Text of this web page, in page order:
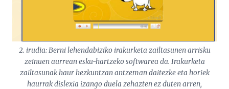
2. irudia: Berni lehendabiziko irakurketa zailtasunen arrisku
zeinuen aurrean esku-hartzeko softwarea da. Irakurketa
zailtasunak haur hezkuntzan antzeman daitezke eta horiek
haurrak dislexia izango duela zehazten ez duten arren,